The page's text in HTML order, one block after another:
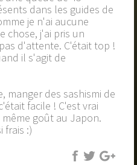
dans les guides de
je n'ai aucune
chose, j'ai pris un
d'attente. C'était top !
il s'agit de
manger des sashismi de
facile ! C'est vrai
goût au Japon.
frais :)